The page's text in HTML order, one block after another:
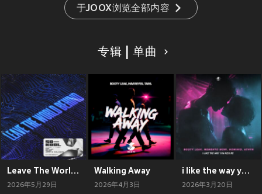
于JOOX浏览全部内容
专辑 | 单曲
Leave The World Behind
2026年5月29日
Walking Away
2026年4月3日
i like the way you kiss me
2026年3月20日